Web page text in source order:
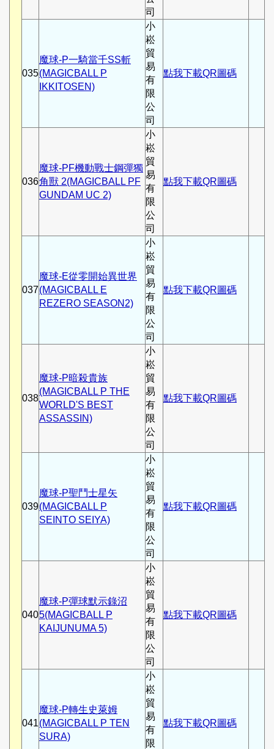
司
035
魔球-P一騎當千SS斬
(MAGICBALL P
IKKITOSEN)
小
崧
貿
易
有
限
公
司
點我下載QR圖碼
036
魔球-PF機動戰士鋼彈獨
角獸 2(MAGICBALL PF
GUNDAM UC 2)
小
崧
貿
易
有
限
公
司
點我下載QR圖碼
037
魔球-E從零開始異世界
(MAGICBALL E
REZERO SEASON2)
小
崧
貿
易
有
限
公
司
點我下載QR圖碼
038
魔球-P暗殺貴族
(MAGICBALL P THE
WORLD'S BEST
ASSASSIN)
小
崧
貿
易
有
限
公
司
點我下載QR圖碼
039
魔球-P聖鬥士星矢
(MAGICBALL P
SEINTO SEIYA)
小
崧
貿
易
有
限
公
司
點我下載QR圖碼
040
魔球-P彈球默示錄沼
5(MAGICBALL P
KAIJUNUMA 5)
小
崧
貿
易
有
限
公
司
點我下載QR圖碼
041
魔球-P轉生史萊姆
(MAGICBALL P TEN
SURA)
小
崧
貿
易
有
限
點我下載QR圖碼